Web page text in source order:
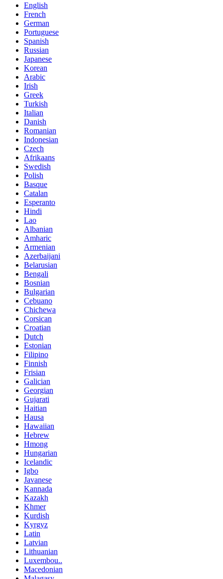
English
French
German
Portuguese
Spanish
Russian
Japanese
Korean
Arabic
Irish
Greek
Turkish
Italian
Danish
Romanian
Indonesian
Czech
Afrikaans
Swedish
Polish
Basque
Catalan
Esperanto
Hindi
Lao
Albanian
Amharic
Armenian
Azerbaijani
Belarusian
Bengali
Bosnian
Bulgarian
Cebuano
Chichewa
Corsican
Croatian
Dutch
Estonian
Filipino
Finnish
Frisian
Galician
Georgian
Gujarati
Haitian
Hausa
Hawaiian
Hebrew
Hmong
Hungarian
Icelandic
Igbo
Javanese
Kannada
Kazakh
Khmer
Kurdish
Kyrgyz
Latin
Latvian
Lithuanian
Luxembou..
Macedonian